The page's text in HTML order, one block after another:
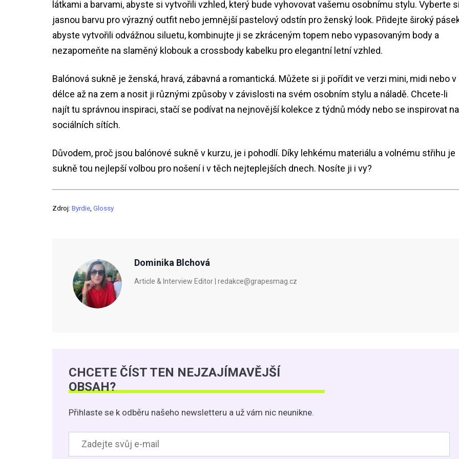
látkami a barvami, abyste si vytvořili vzhled, který bude vyhovovat vašemu osobnímu stylu. Vyberte
jasnou barvu pro výrazný outfit nebo jemnější pastelový odstín pro ženský look. Přidejte široký
abyste vytvořili odvážnou siluetu, kombinujte ji se zkráceným topem nebo vypasovaným body a
nezapomeňte na slaměný klobouk a crossbody kabelku pro elegantní letní vzhled.
Balónová sukně je ženská, hravá, zábavná a romantická. Můžete si ji pořídit ve verzi mini, midi nebo v
délce až na zem a nosit ji různými způsoby v závislosti na svém osobním stylu a náladě. Chcete-li
najít tu správnou inspiraci, stačí se podívat na nejnovější kolekce z týdnů módy nebo se inspirovat na
sociálních sítích.
Důvodem, proč jsou balónové sukně v kurzu, je i pohodlí. Díky lehkému materiálu a volnému střihu je
sukně tou nejlepší volbou pro nošení i v těch nejteplejších dnech. Nosíte ji i vy?
Zdroj: Byrdie Glossy
Dominika Blchová
Article & Interview Editor | redakce@grapesmag.cz
CHCETE ČÍST TEN NEJZAJÍMAVĚJŠÍ
OBSAH?
Přihlaste se k odběru našeho newsletteru a už vám nic neunikne.